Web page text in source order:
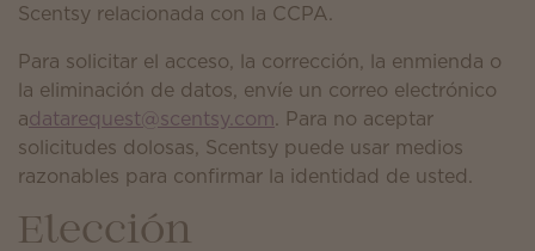
Scentsy relacionada con la CCPA.
Para solicitar el acceso, la corrección, la enmienda o
la eliminación de datos, envíe un correo electrónico
adatarequest@scentsy.com. Para no aceptar
solicitudes dolosas, Scentsy puede usar medios
razonables para confirmar la identidad de usted.
Elección